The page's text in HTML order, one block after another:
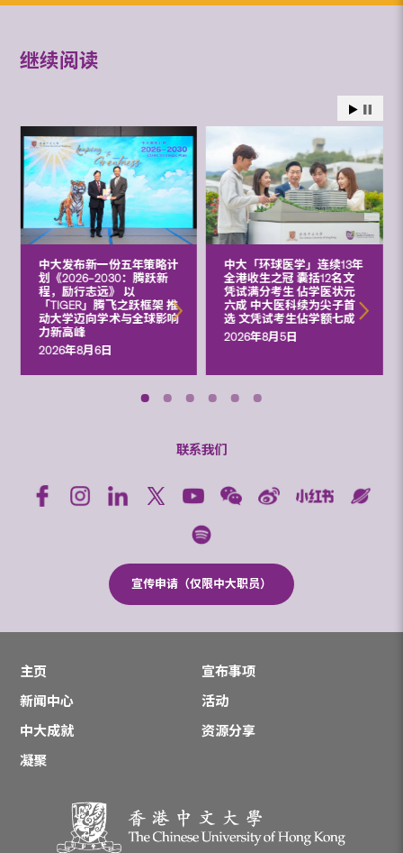
继续阅读
中大发布新一份五年策略计
划《2026‒2030：腾跃新
程，励行志远》 以
「TIGER」腾飞之跃框架 推
动大学迈向学术与全球影响
力新高峰
2026年8月6日
中大「环球医学」连续13年
全港收生之冠 囊括12名文
凭试满分考生 佔学医状元
六成 中大医科续为尖子首
选 文凭试考生佔学额七成
2026年8月5日
联系我们
宣传申请（仅限中大职员）
主页
宣布事项
新闻中心
活动
中大成就
资源分享
凝聚